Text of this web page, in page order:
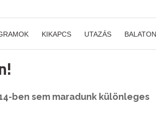
KIKAPCS UTAZÁS BALATON
ben sem maradunk különleges